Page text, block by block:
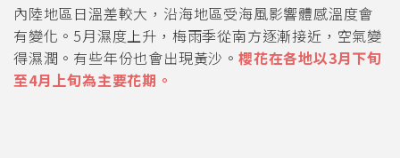
內陸地區日溫差較大，沿海地區受海風影響體感溫度會
有變化。5月濕度上升，梅雨季從南方逐漸接近，空氣變
得濕潤。有些年份也會出現黃沙。櫻花在各地以3月下旬
至4月上旬為主要花期。